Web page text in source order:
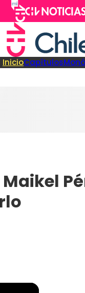
InicioCapítulos